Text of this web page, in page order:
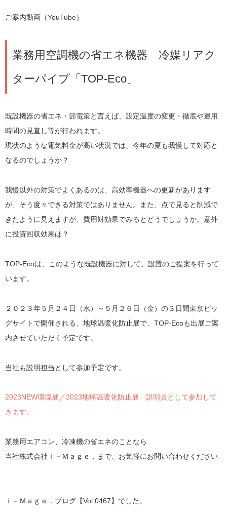
ご案内動画（YouTube）
業務用空調機の省エネ機器 冷媒リアク
ターパイプ「TOP-Eco」
既設機器の省エネ・節電策と言えば、設定温度の変更・徹底や運用
時間の見直し等が行われます。
現状のような電気料金が高い状況では、今年の夏も我慢して対応と
なるのでしょうか？
我慢以外の対策でよくあるのは、高効率機器への更新があります
が、そう度々できる対策ではありません。また、点で見ると削減で
きたように見えますが、費用対効果でみるとどうでしょうか。意外
に投資回収効果は？
TOP-Ecoは、このような既設機器に対して、設置のご提案を行って
います。
２０２３年５月２４日（水）～５月２６日（金）の３日間東京ビッ
グサイトで開催される、地球温暖化防止展で、TOP-Ecoも出展ご案
内させていただく予定です。
当社も説明担当として参加予定です。
2023NEW環境展／2023地球温暖化防止展 説明員として参加して
きます。
業務用エアコン、冷凍機の省エネのことなら
当社株式会社ｉ－Ｍａｇｅ．まで、お気軽にお問い合わせください
ｉ－Ｍａｇｅ．ブログ【Vol.0467】でした。